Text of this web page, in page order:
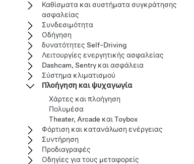
Καθίσματα και συστήματα συγκράτησης
ασφαλείας
Συνδεσιμότητα
Οδήγηση
δυνατότητες Self-Driving
Λειτουργίες ενεργητικής ασφαλείας
Dashcam, Sentry και ασφάλεια
Σύστημα κλιματισμού
Πλοήγηση και ψυχαγωγία
Χάρτες και πλοήγηση
Πολυμέσα
Theater, Arcade και Toybox
Φόρτιση και κατανάλωση ενέργειας
Συντήρηση
Προδιαγραφές
Οδηγίες για τους μεταφορείς